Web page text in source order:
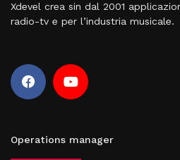
Xdevel crea sin dal 2001
radio-tv e per l’industria musicale.
Operations manager